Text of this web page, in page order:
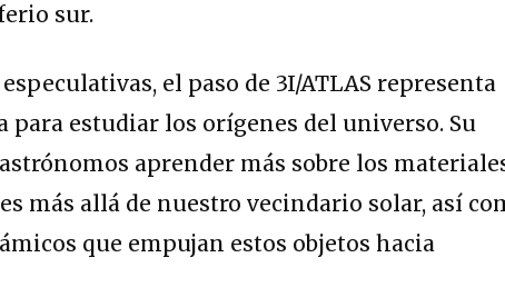
sur.
el paso de 3I/ATLAS representa
estudiar los orígenes del universo. Su
aprender más sobre los
más allá de nuestro vecindario solar, así
que empujan estos objetos hacia